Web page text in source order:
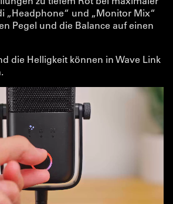
„Headphone“ und „Monitor Mix“
Pegel und die Balance auf einen
die Helligkeit können in Wave Link